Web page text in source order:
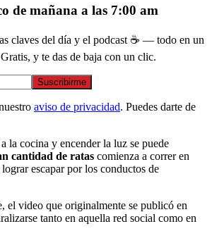
de mañana a las 7:00 am
claves del día y el podcast ☕ — todo en un
y te das de baja con un clic.
Suscribirme
aviso de privacidad. Puedes darte de
la cocina y encender la luz se puede
cantidad de ratas comienza a correr en
escapar por los conductos de
el video que originalmente se publicó en
tanto en aquella red social como en